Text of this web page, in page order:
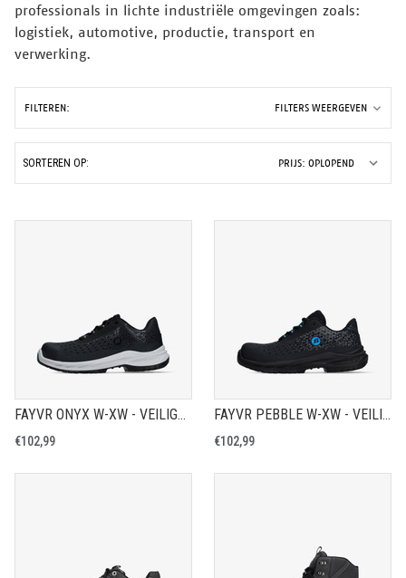
professionals in lichte industriële omgevingen zoals:
logistiek, automotive, productie, transport en
verwerking.
FILTEREN: FILTERS WEERGEVEN
SORTEREN OP:
FAYVR ONYX W-XW - VEILIGHEIDSCHOEN S1PS
€102,99
FAYVR PEBBLE W-XW - VEILIGHEIDSCHOEN S1PS
€102,99